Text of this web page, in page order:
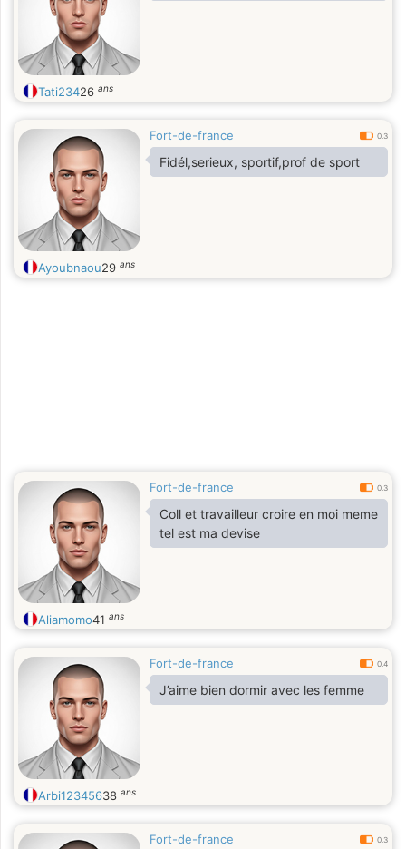
Tati23426 ans
Fort-de-france 0.3
Fidél,serieux, sportif,prof de sport
Ayoubnaou29 ans
Fort-de-france 0.3
Coll et travailleur croire en moi meme
tel est ma devise
Aliamomo41 ans
Fort-de-france 0.4
J’aime bien dormir avec les femme
Arbi12345638 ans
Fort-de-france 0.3